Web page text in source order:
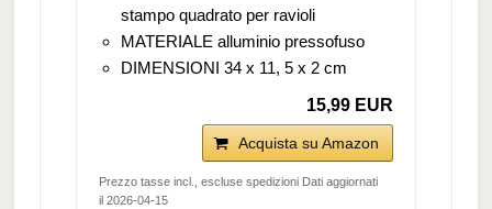
stampo quadrato per ravioli
MATERIALE alluminio pressofuso
DIMENSIONI 34 x 11, 5 x 2 cm
15,99 EUR
Acquista su Amazon
Prezzo tasse incl., escluse spedizioni Dati aggiornati
il 2026-04-15